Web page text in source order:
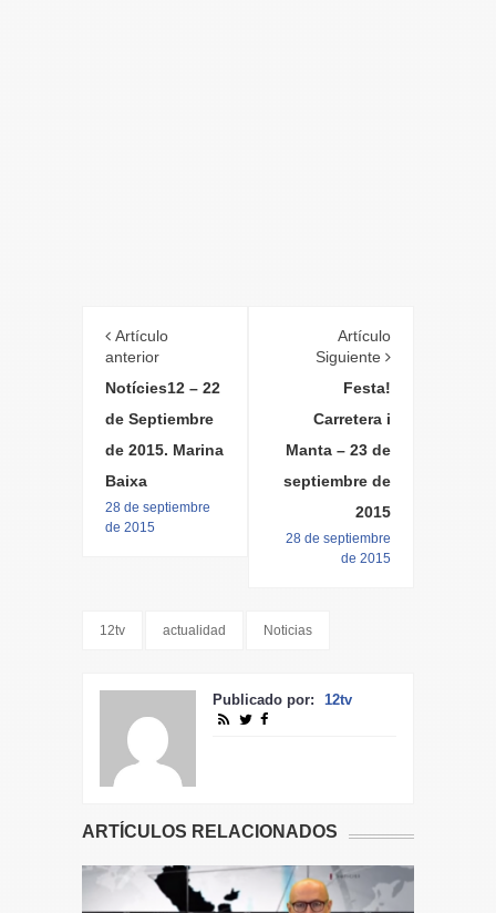
Artículo
anterior
Notícies12 – 22
de Septiembre
de 2015. Marina
Baixa
28 de septiembre
de 2015
Artículo
Siguiente
Festa!
Carretera i
Manta – 23 de
septiembre de
2015
28 de septiembre
de 2015
12tv actualidad Noticias
Publicado por: 12tv
ARTÍCULOS RELACIONADOS